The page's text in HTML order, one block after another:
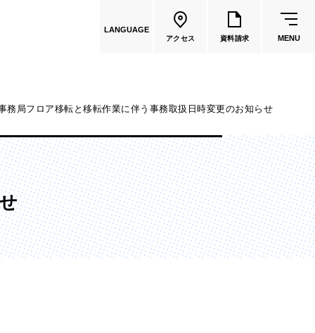
LANGUAGE
アクセス 資料請求 MENU
共通教育
教員一覧
国際文化学部
（2026年度募集停止）
務局フロア移転と移転作業に伴う事務取扱日時変更のお知らせ